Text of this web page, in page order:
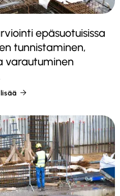
epäsuotuisissa
tunnistaminen,
varautuminen
